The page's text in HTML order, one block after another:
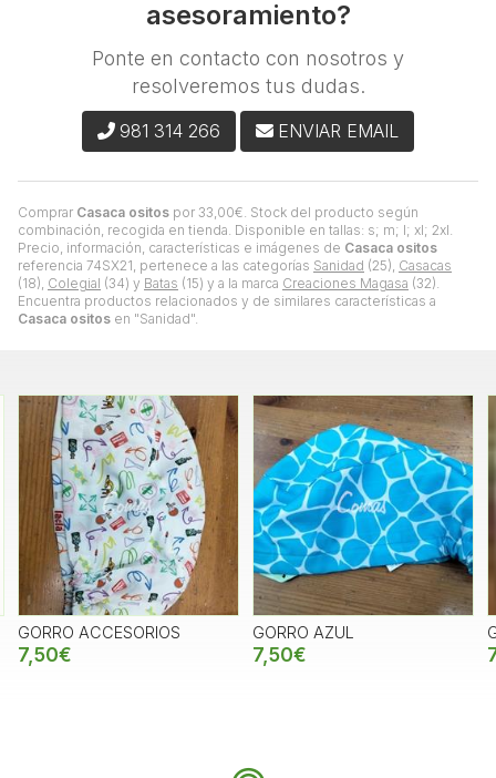
Comprar Casaca ositos por 33,00€ . Stock del producto según
combinación, recogida en tienda. Disponible en tallas: s; m; l; xl; 2xl.
Precio, información, características e imágenes de Casaca ositos
referencia 74SX21, pertenece a las categorías Sanidad (25), Casacas
(18), Colegial (34) y Batas (15) y a la marca Creaciones Magasa (32).
Encuentra productos relacionados y de similares características a
Casaca ositos en "Sanidad".
asesoramiento?
Ponte en contacto con nosotros y
resolveremos tus dudas.
981 314 266 ENVIAR EMAIL
GORRO ACCESORIOS
7,50€
GORRO AZUL
7,50€